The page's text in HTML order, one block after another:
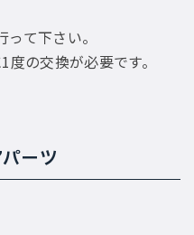
て下さい。
の交換が必要です。
ーツ